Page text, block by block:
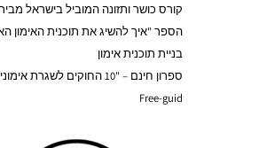
קורס כושר ותזונה המוביל בישראל
הספר "איך להשיג את תוכנית האימון
בניית תוכנית אימון
ספרון חינם – "10 החוקים לשגרת אימונים מנצחת"
Free-guid